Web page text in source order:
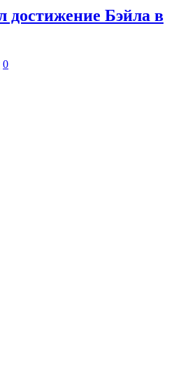
достижение Бэйла в
0